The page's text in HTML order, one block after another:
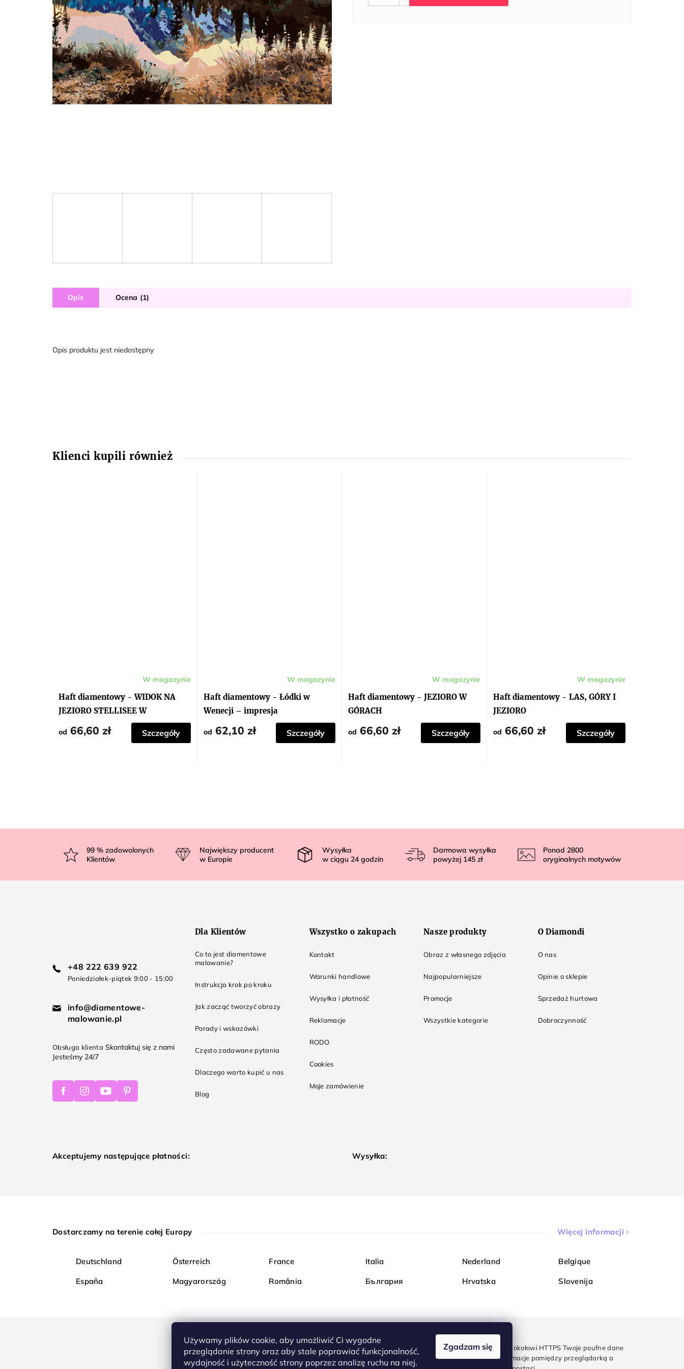
Używamy plików cookie, aby umożliwić Ci wygodne
przeglądanie strony oraz aby stale poprawiać funkcjonalność,
wydajność i użyteczność strony poprzez analizę ruchu na niej.
Zgadzam się
Opis Ocena (1)
Opis produktu jest niedostępny
Haft diamentowy - WIDOK NA
JEZIORO STELLISEE W
SZWAJCARII
W magazynie
od 66,60 zł Szczegóły
Haft diamentowy - Łódki w
Wenecji – impresja
W magazynie
od 62,10 zł Szczegóły
Haft diamentowy - JEZIORO W
GÓRACH
produktu
wynosi
5,0
na
gwiazdek.
W magazynie
od 66,60 zł Szczegóły
Haft diamentowy - LAS, GÓRY I
JEZIORO
W magazynie
od 66,60 zł Szczegóły
p
99% zadowolonych
Klientów
Największy producent
w Europie
Wysyłka
w ciągu 24 godzin
Darmowa wysyłka
powyżej 145 zł
Ponad 2800
oryginalnych motywów
+48 222 639 922
Poniedziałek-piątek 9:00 - 15:00
info@diamentowe-
malowanie.pl
Obsługa klienta Skontaktuj się z nami
Jesteśmy 24/7
FacebookInstagramYoutubePinterest
Dla Klientów
Co to jest diamentowe
malowanie?
Instrukcja krok po kroku
Jak zacząć tworzyć obrazy
Porady i wskazówki
Często zadawane pytania
Dlaczego warto kupić u nas
Blog
Wszystko o zakupach
Kontakt
Warunki handlowe
Wysyłka i płatność
Reklamacje
RODO
Cookies
Moje zamówienie
Nasze produkty
Obraz z własnego zdjęcia
Najpopularniejsze
Promocje
Wszystkie kategorie
O Diamondi
O nas
Opinie o sklepie
Sprzedaż hurtowa
Dobroczynność
Akceptujemy następujące płatności: Wysyłka:
Dostarczamy na terenie całej Europy Więcej informacji
Deutschland Österreich France Italia Nederland Belgique
España Magyarország România България Hrvatska Slovenija
Kupuj bezpiecznie w Diamondi. Dzięki protokołowi HTTPS Twoje poufne dane
są całkowicie bezpieczne - wszystkie informacje pomiędzy przeglądarką a